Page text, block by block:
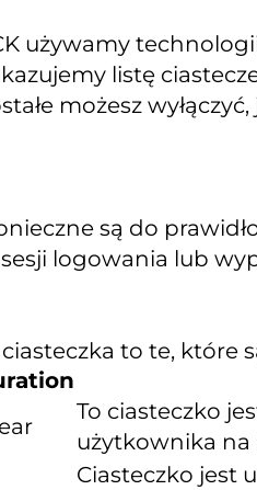
używamy
listę
możesz
są do
logowania lub
to te, które
To ciasteczko
użytkownika na
Ciasteczko jest